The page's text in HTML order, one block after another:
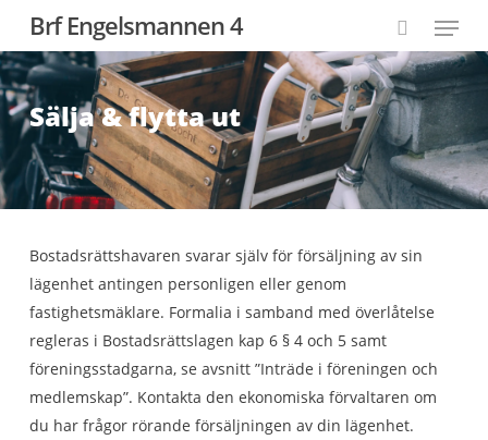
main
content
Brf Engelsmannen 4
search
Menu
Sälja & flytta ut
Bostadsrättshavaren svarar själv för försäljning av sin
lägenhet antingen personligen eller genom
fastighetsmäklare. Formalia i samband med överlåtelse
regleras i Bostadsrättslagen kap 6 § 4 och 5 samt
föreningsstadgarna, se avsnitt ”Inträde i föreningen och
medlemskap”. Kontakta den ekonomiska förvaltaren om
du har frågor rörande försäljningen av din lägenhet.
Close
Menu